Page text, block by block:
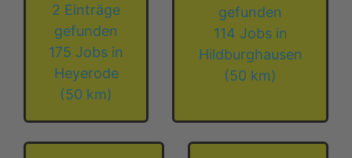
2 Einträge
gefunden
175 Jobs in
Heyerode
(50 km)
gefunden
114 Jobs in
Hildburghausen
(50 km)